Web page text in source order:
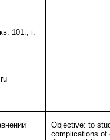
101., г.
Objective: to
complications of